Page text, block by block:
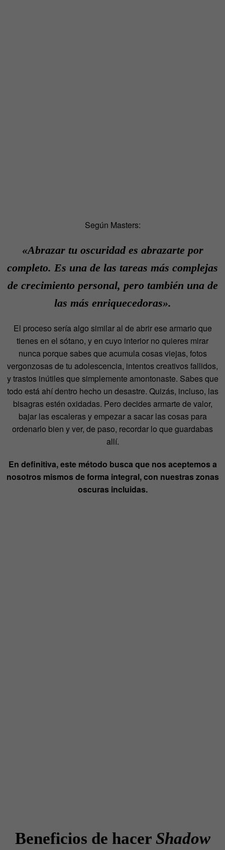
Según Masters:
«Abrazar tu oscuridad es abrazarte por
completo. Es una de las tareas más complejas
de crecimiento personal, pero también una de
las más enriquecedoras».
El proceso sería algo similar al de abrir ese armario que
tienes en el sótano, y en cuyo interior no quieres mirar
nunca porque sabes que acumula cosas viejas, fotos
vergonzosas de tu adolescencia, intentos creativos fallidos,
y trastos inútiles que simplemente amontonaste. Sabes que
todo está ahí dentro hecho un desastre. Quizás, incluso, las
bisagras estén oxidadas. Pero decides armarte de valor,
bajar las escaleras y empezar a sacar las cosas para
ordenarlo bien y ver, de paso, recordar lo que guardabas
allí.
En definitiva, este método busca que nos aceptemos a
nosotros mismos de forma integral, con nuestras zonas
oscuras incluidas.
Beneficios de hacer Shadow